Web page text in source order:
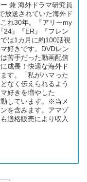
兼 海外ドラマ研究員
放送されていた海外ド
れ30年。『アリーmy
24』『ER』『フレン
は1カ月に約100話視
好きです。DVDレン
苦手だった動画配信
成長！快適な海外ド
す。「私がハマった
なく伝えられるよう
好きを増やした
しています。※当メ
を含みます。アマゾ
適格販売により収入